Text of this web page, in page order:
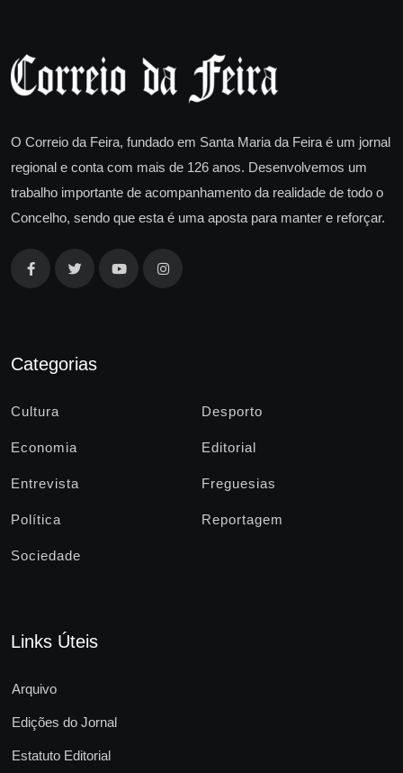
O Correio da Feira, fundado em Santa Maria da Feira é um jornal
regional e conta com mais de 126 anos. Desenvolvemos um
trabalho importante de acompanhamento da realidade de todo o
Concelho, sendo que esta é uma aposta para manter e reforçar.
Categorias
Cultura Desporto
Economia Editorial
Entrevista Freguesias
Política Reportagem
Sociedade
Links Úteis
Arquivo
Edições do Jornal
Estatuto Editorial